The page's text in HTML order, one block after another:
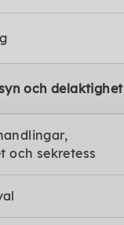
och delaktighet
och sekretess